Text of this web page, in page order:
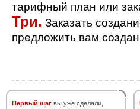
тарифный план или
Три. Заказать
предложить вам
Первый шаг вы уже сделали,